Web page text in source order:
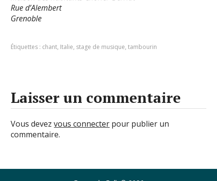
Rue d’Alembert
Grenoble
Étiquettes : chant, Italie, stage de musique,tambourin
Laisser un commentaire
Vous devezvous connecter pour publier un
commentaire.